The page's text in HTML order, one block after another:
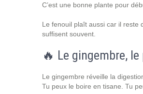
C’est une bonne plante pour
Le fenouil plaît aussi car il reste
suffisent souvent.
🔥 Le gingembre,
Le gingembre réveille la
Tu peux le boire en tisane. Tu